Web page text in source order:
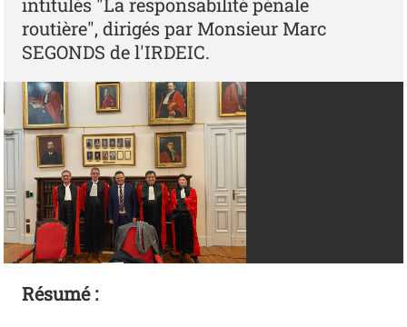
routière", dirigés par Monsieur Marc
SEGONDS de l'IRDEIC.
Résumé :